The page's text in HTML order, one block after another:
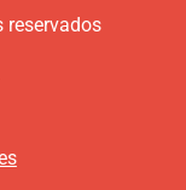
reservados